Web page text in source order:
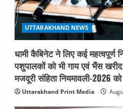
UTTARAKHAND NEWS
धामी कैबिनेट ने लिए कई महत्वपूर्ण
पशुपालकों को भी गाय एवं भैंस
मजदूरी संहिता नियमावली-2026
Uttarakhand Print Media